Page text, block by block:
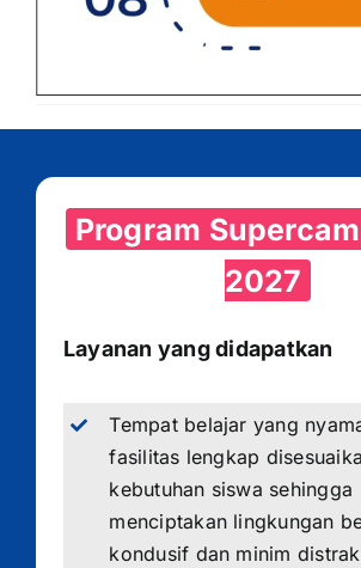
Program
2027
Layanan yang didapatkan
Tempat belajar yang
fasilitas lengkap
kebutuhan siswa sehingga
menciptakan lingkungan
kondusif dan minim